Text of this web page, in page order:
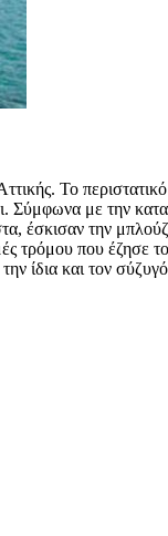
Το
με την
έσκισαν την
τρόμου που έζησε
και τον